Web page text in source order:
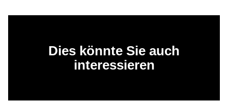
Dies könnte Sie auch
interessieren